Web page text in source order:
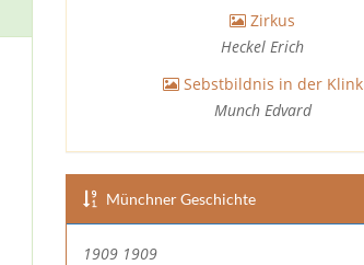
Zirkus
Heckel Erich
Sebstbildnis in der Klink
Munch Edvard
Münchner Geschichte
1909 1909